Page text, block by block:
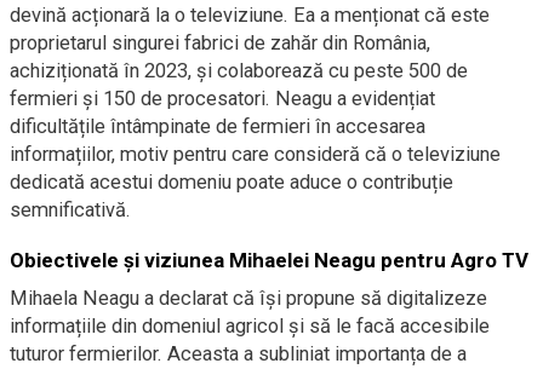
devină acționară la o televiziune. Ea a menționat că este
proprietarul singurei fabrici de zahăr din România,
achiziționată în 2023, și colaborează cu peste 500 de
fermieri și 150 de procesatori. Neagu a evidențiat
dificultățile întâmpinate de fermieri în accesarea
informațiilor, motiv pentru care consideră că o televiziune
dedicată acestui domeniu poate aduce o contribuție
semnificativă.
Obiectivele și viziunea Mihaelei Neagu pentru Agro TV
Mihaela Neagu a declarat că își propune să digitalizeze
informațiile din domeniul agricol și să le facă accesibile
tuturor fermierilor. Aceasta a subliniat importanța de a